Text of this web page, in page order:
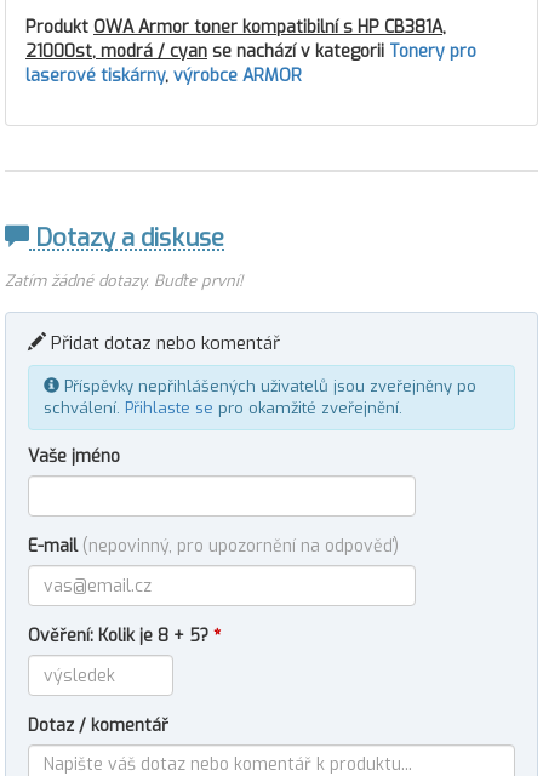
Produkt OWA Armor toner kompatibilní s HP CB381A,
21000st, modrá / cyan se nachází v kategorii Tonery pro
laserové tiskárny, výrobce ARMOR
Dotazy a diskuse
Zatím žádné dotazy. Buďte první!
Přidat dotaz nebo komentář
Příspěvky nepřihlášených uživatelů jsou zveřejněny po
schválení. Přihlaste se pro okamžité zveřejnění.
Vaše jméno
E-mail (nepovinný, pro upozornění na odpověď)
Ověření: Kolik je 8 + 5? *
Dotaz / komentář